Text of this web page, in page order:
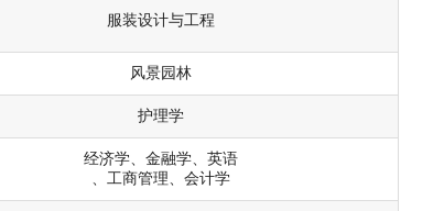
服装设计与工程
风景园林
护理学
经济学、金融学、英语
、工商管理、会计学